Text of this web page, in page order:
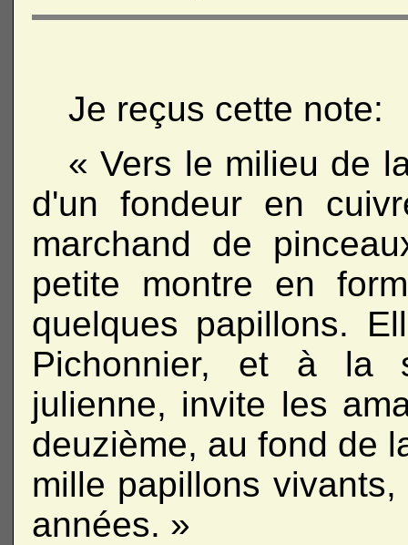
Je reçus cette note:
« Vers le milieu de
d'un fondeur en
marchand de
petite montre en
quelques papillons.
Pichonnier, et à la
julienne, invite les
deuzième, au fond de
mille papillons
années. »